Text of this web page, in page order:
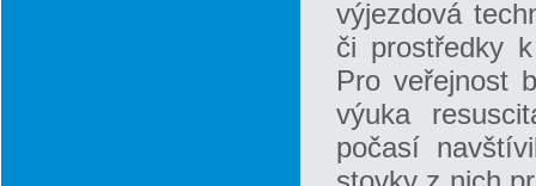
výjezdová
či prostředky
Pro veřejnost
výuka
počasí